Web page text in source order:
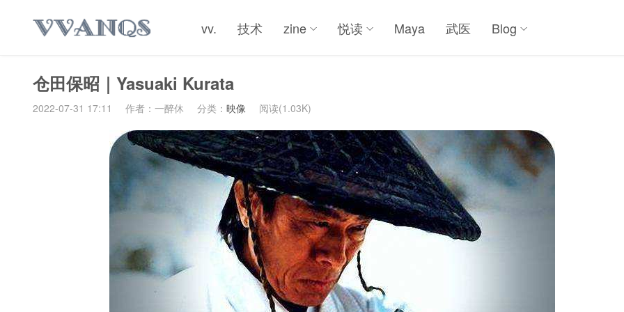
vv. 技术 zine 悦读 Maya 武医 Blog
仓田保昭｜Yasuaki Kurata
2022-07-31 17:11 作者：一醉休 分类： 映像 阅读(1.03K)